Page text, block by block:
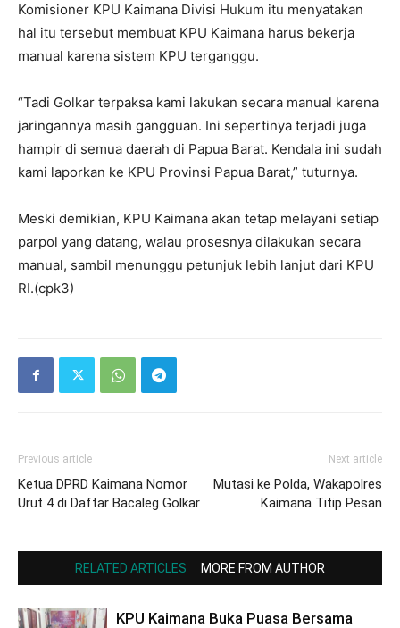
Komisioner KPU Kaimana Divisi Hukum itu menyatakan
hal itu tersebut membuat KPU Kaimana harus bekerja
manual karena sistem KPU terganggu.
“Tadi Golkar terpaksa kami lakukan secara manual karena
jaringannya masih gangguan. Ini sepertinya terjadi juga
hampir di semua daerah di Papua Barat. Kendala ini sudah
kami laporkan ke KPU Provinsi Papua Barat,” tuturnya.
Meski demikian, KPU Kaimana akan tetap melayani setiap
parpol yang datang, walau prosesnya dilakukan secara
manual, sambil menunggu petunjuk lebih lanjut dari KPU
RI.(cpk3)
Previous article
Ketua DPRD Kaimana Nomor
Urut 4 di Daftar Bacaleg Golkar
Next article
Mutasi ke Polda, Wakapolres
Kaimana Titip Pesan
RELATED ARTICLES MORE FROM AUTHOR
KPU Kaimana Buka Puasa Bersama